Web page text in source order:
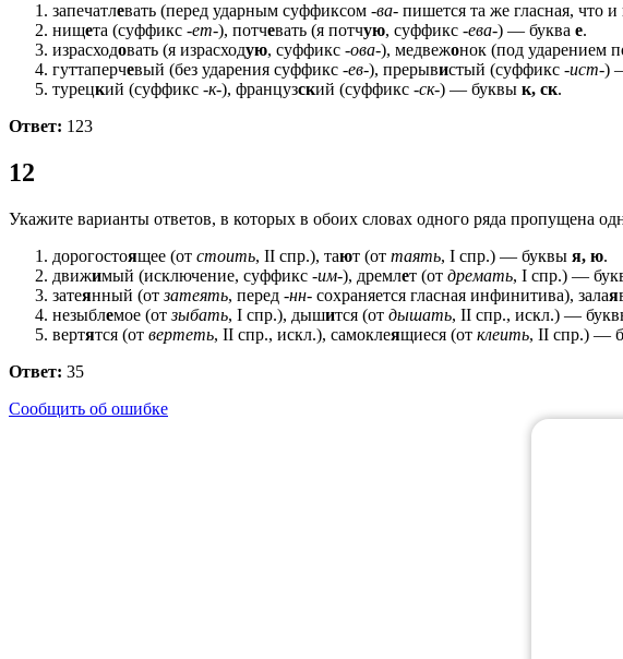
запечатлевать (перед ударным суффиксом -ва- пишется та же гласная, что
нищета (суффикс -ет-), потчевать (я потчую, суффикс -ева-) — буква е.
израсходовать (я израсходую, суффикс -ова-), медвежонок (под ударением
гуттаперчевый (без ударения суффикс -ев-), прерывистый (суффикс -ист-)
турецкий (суффикс -к-), французский (суффикс -ск-) — буквы к, ск.
Ответ: 123
12
Укажите варианты ответов, в которых в обоих словах одного ряда пропущена
дорогостоящее (от стоить, II спр.), тают (от таять, I спр.) — буквы я, ю.
движимый (исключение, суффикс -им-), дремлет (от дремать, I спр.) —
затеянный (отзатеять, перед -нн- сохраняется гласная инфинитива), залая
незыблемое (отзыбать, I спр.), дышится (от дышать, II спр., искл.) —
вертятся (от вертеть, II спр., искл.), самоклеящиеся (от клеить, II спр.) —
Ответ: 35
Сообщить об ошибке